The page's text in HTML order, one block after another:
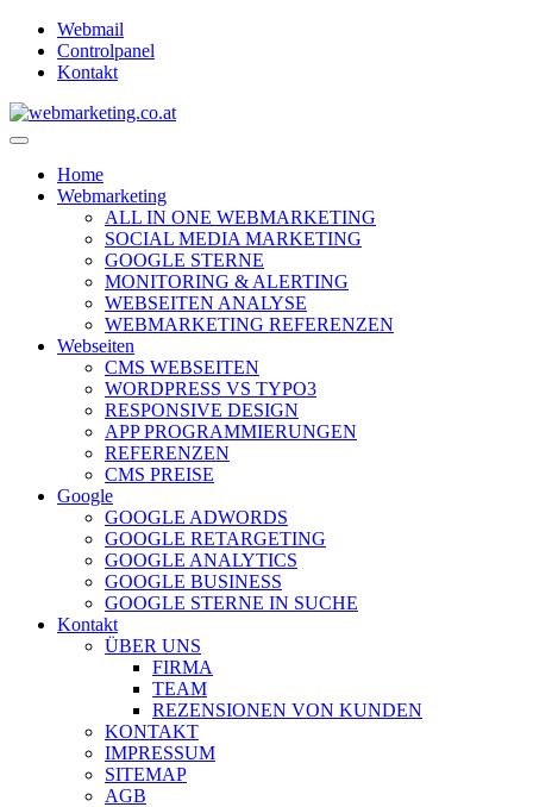
Webmail
Controlpanel
Kontakt
Home
Webmarketing
ALL IN ONE WEBMARKETING
SOCIAL MEDIA MARKETING
GOOGLE STERNE
MONITORING & ALERTING
WEBSEITEN ANALYSE
WEBMARKETING REFERENZEN
Webseiten
CMS WEBSEITEN
WORDPRESS VS TYPO3
RESPONSIVE DESIGN
APP PROGRAMMIERUNGEN
REFERENZEN
CMS PREISE
Google
GOOGLE ADWORDS
GOOGLE RETARGETING
GOOGLE ANALYTICS
GOOGLE BUSINESS
GOOGLE STERNE IN SUCHE
Kontakt
ÜBER UNS
FIRMA
TEAM
REZENSIONEN VON KUNDEN
KONTAKT
IMPRESSUM
SITEMAP
AGB